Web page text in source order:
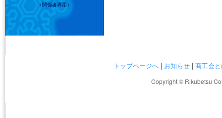
（関係者専用）
トップページへ| お知らせ| 商工会
Copyright © Rikubetsu